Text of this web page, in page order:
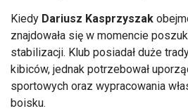
Kiedy Dariusz Kasprzyszak
znajdowała się w momencie
stabilizacji. Klub posiadał duże
kibiców, jednak potrzebował
sportowych oraz wypracowania
boisku.